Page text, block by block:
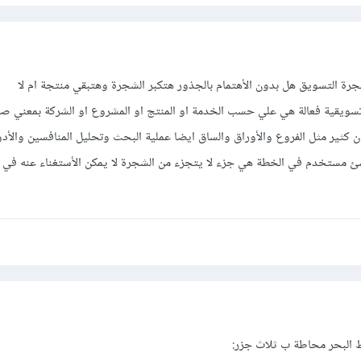
التسويق هل بدون الأهتمام بالجذور هتكبر الشجرة وهتبقي منتجة ام لا
فعالة هي علي حسب الخدمة او المنتج او المشروع او الشركة بمعني
مثل الفروع والأوراق والساق ايضا عملية البحث وتحليل المنافسين
في الخطة هي جزء لا يتجزء من الشجرة لا يمكن الأستغناء عنه في
محاطة ب ثلاث جزر: